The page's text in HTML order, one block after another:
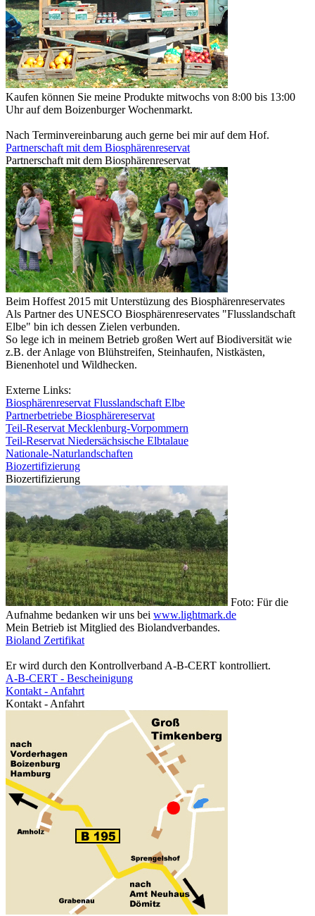
Kaufen können Sie meine Produkte mitwochs von 8:00 bis 13:00
Uhr auf dem Boizenburger Wochenmarkt.
Nach Terminvereinbarung auch gerne bei mir auf dem Hof.
Partnerschaft mit dem Biosphärenreservat
Partnerschaft mit dem Biosphärenreservat
Beim Hoffest 2015 mit Unterstüzung des Biosphärenreservates
Als Partner des UNESCO Biosphärenreservates "Flusslandschaft
Elbe" bin ich dessen Zielen verbunden.
So lege ich in meinem Betrieb großen Wert auf Biodiversität wie
z.B. der Anlage von Blühstreifen, Steinhaufen, Nistkästen,
Bienenhotel und Wildhecken.
Externe Links:
Biosphärenreservat Flusslandschaft Elbe
Partnerbetriebe Biosphärereservat
Teil-Reservat Mecklenburg-Vorpommern
Teil-Reservat Niedersächsische Elbtalaue
Nationale-Naturlandschaften
Biozertifizierung
Biozertifizierung
Foto: Für die
Aufnahme bedanken wir uns bei www.lightmark.de
Mein Betrieb ist Mitglied des Biolandverbandes.
Bioland Zertifikat
Er wird durch den Kontrollverband A-B-CERT kontrolliert.
A-B-CERT - Bescheinigung
Kontakt - Anfahrt
Kontakt - Anfahrt